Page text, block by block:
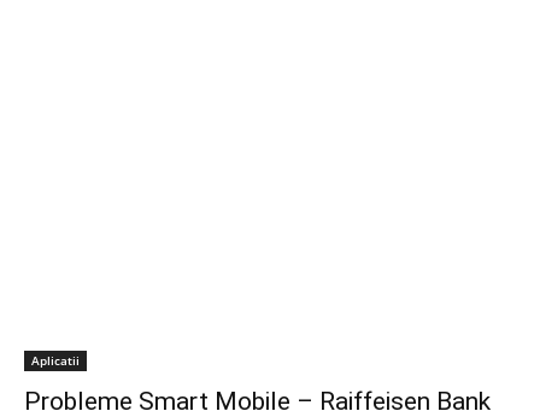
Aplicatii
Probleme Smart Mobile – Raiffeisen Bank